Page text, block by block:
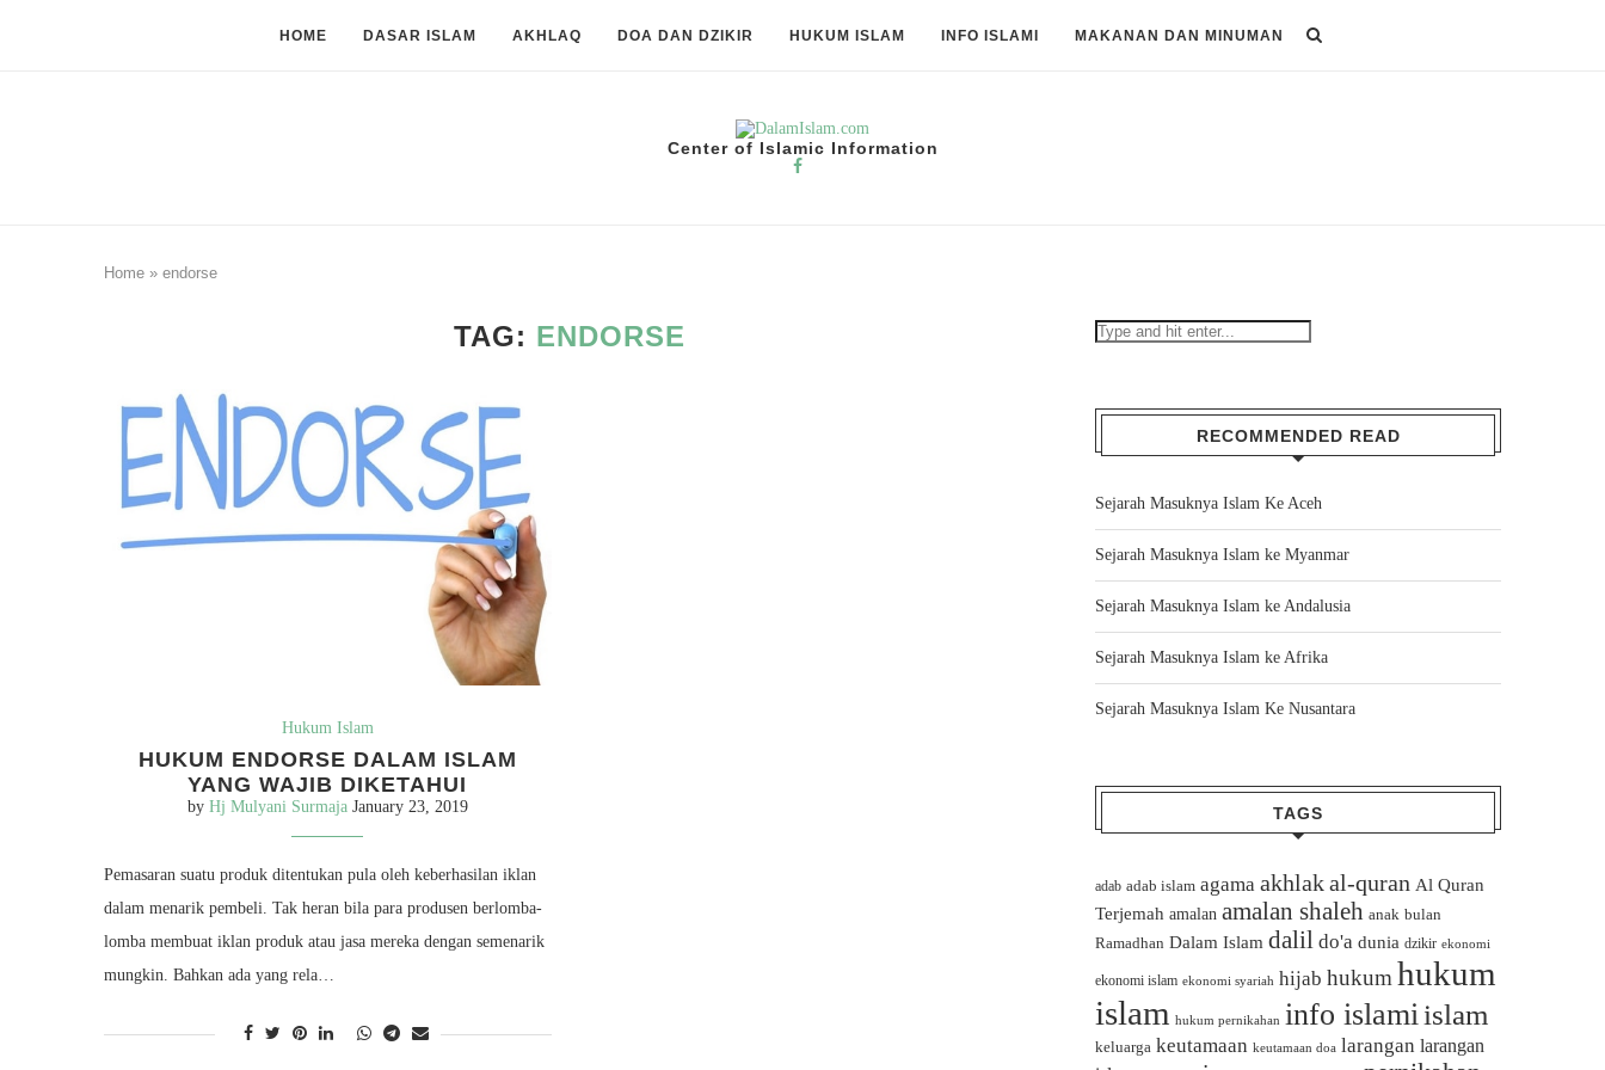
HOME DASAR ISLAM AKHLAQ DOA DAN DZIKIR HUKUM ISLAM INFO ISLAMI MAKANAN DAN MINUMAN
Center of Islamic Information
Home » endorse
TAG: ENDORSE
Hukum Islam
HUKUM ENDORSE DALAM ISLAM
YANG WAJIB DIKETAHUI
by Hj Mulyani Surmaja January 23, 2019
Pemasaran suatu produk ditentukan pula oleh keberhasilan iklan
dalam menarik pembeli. Tak heran bila para produsen berlomba-
lomba membuat iklan produk atau jasa mereka dengan semenarik
mungkin. Bahkan ada yang rela…
RECOMMENDED READ
Sejarah Masuknya Islam Ke Aceh
Sejarah Masuknya Islam ke Myanmar
Sejarah Masuknya Islam ke Andalusia
Sejarah Masuknya Islam ke Afrika
Sejarah Masuknya Islam Ke Nusantara
TAGS
adab adab islam agama akhlakal-quran Al Quran
Terjemah amalan amalan shaleh anak bulan
Ramadhan Dalam Islam dalil do'a dunia dzikir ekonomi
ekonomi islam ekonomi syariah hijab hukum hukum
islam hukum pernikahan info islamiislam
keluarga keutamaan keutamaan doa larangan larangan